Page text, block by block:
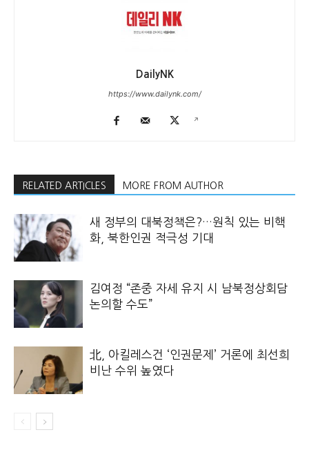
DailyNK
https://www.dailynk.com/
RELATED ARTICLES MORE FROM AUTHOR
새 정부의 대북정책은?…원칙 있는 비핵
화, 북한인권 적극성 기대
김여정 “존중 자세 유지 시 남북정상회담
논의할 수도”
北, 아킬레스건 ‘인권문제’ 거론에 최선희
비난 수위 높였다